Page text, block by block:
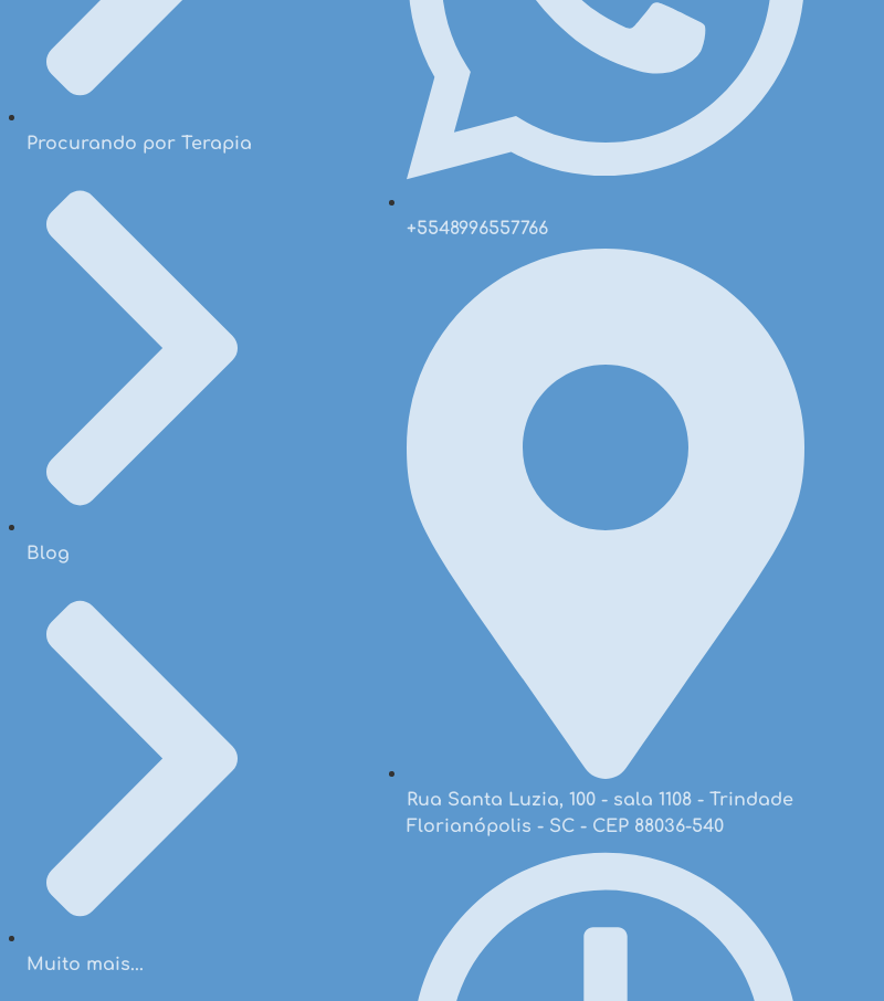
Procurando por Terapia
Blog
Muito mais...
+5548996557766
Rua Santa Luzia, 100 - sala 1108 - Trindade
Florianópolis - SC - CEP 88036-540